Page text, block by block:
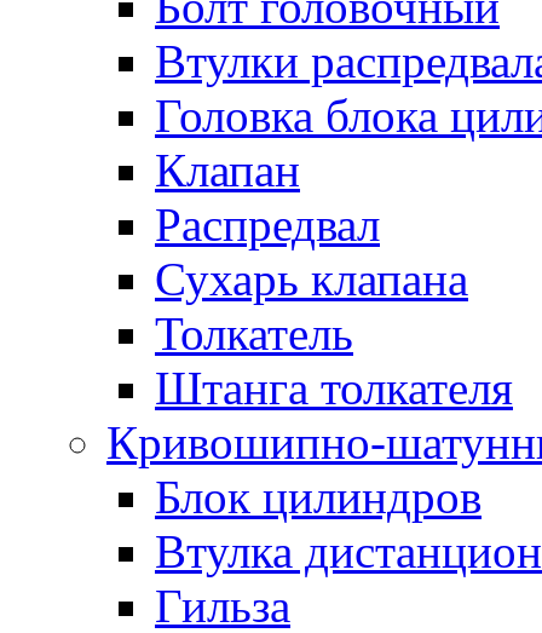
Втулки
Головка блока
Клапан
Распредвал
Сухарь клапана
Толкатель
Штанга толкателя
Кривошипно-
Блок цилиндров
Втулка
Гильза